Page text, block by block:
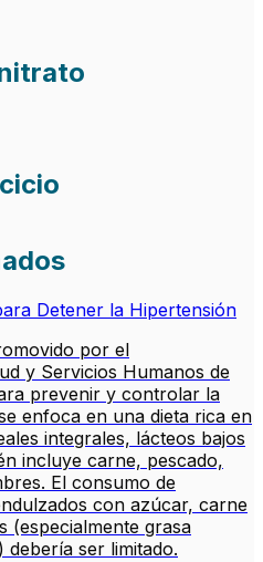
Detener la Hipertensión
por el
y Servicios Humanos de
prevenir y controlar la
enfoca en una dieta rica en
integrales, lácteos bajos
incluye carne, pescado,
El consumo de
con azúcar, carne
(especialmente grasa
ser limitado.